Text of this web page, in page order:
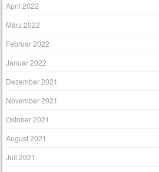
April 2022
März 2022
Februar 2022
Januar 2022
Dezember 2021
November 2021
Oktober 2021
August 2021
Juli 2021